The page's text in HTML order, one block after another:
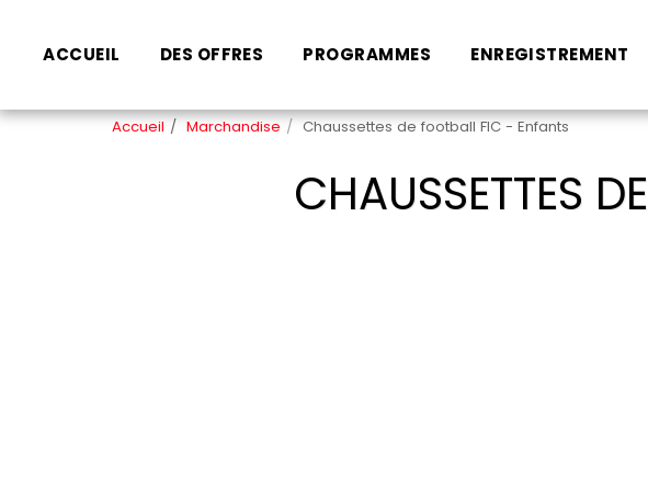
ACCUEIL DES OFFRES PROGRAMMES ENREGISTREMENT
Accueil Marchandise Chaussettes de football FIC - Enfants
CHAUSSETTES